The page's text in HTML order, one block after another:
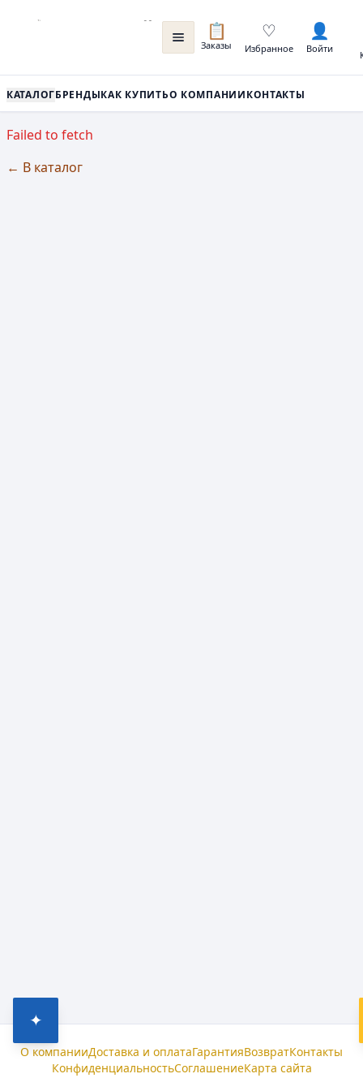
📋
Заказы
♡
Избранное
👤
Войти
КАТАЛОГБРЕНДЫКАК КУПИТЬО КОМПАНИИКОНТАКТЫ
Failed to fetch
← В каталог
✦
О компанииДоставка и оплатаГарантияВозвратКонтакты
КонфиденциальностьСоглашениеКарта сайта